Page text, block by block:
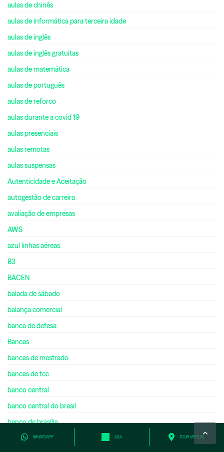
WHATSAPP ASA TOUR VIRTUAL
aulas de chinês
aulas de informática para terceira idade
aulas de inglês
aulas de inglês gratuitas
aulas de matemática
aulas de português
aulas de reforco
aulas durante a covid 19
aulas presenciais
aulas remotas
aulas suspensas
Autenticidade e Aceitação
autogestão de carreira
avaliação de empresas
AWS
azul linhas aéreas
B3
BACEN
balada de sábado
balança comercial
banca de defesa
Bancas
bancas de mestrado
bancas de tcc
banco central
banco central do brasil
banco de brasília
banco do brasil